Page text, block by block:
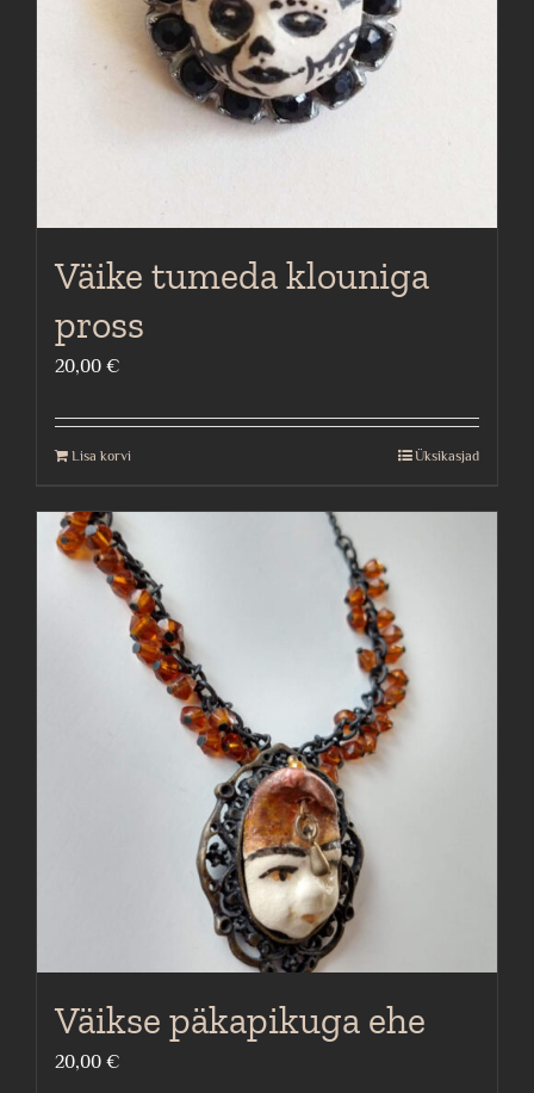
Väike tumeda klouniga
pross
20,00 €
Lisa korvi Üksikasjad
Väikse päkapikuga ehe
20,00 €